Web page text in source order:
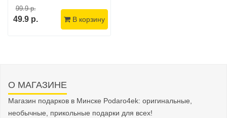
99.9 р.
49.9 р. В корзину
О МАГАЗИНЕ
Магазин подарков в Минске Podaro4ek: оригинальные,
необычные, прикольные подарки для всех!